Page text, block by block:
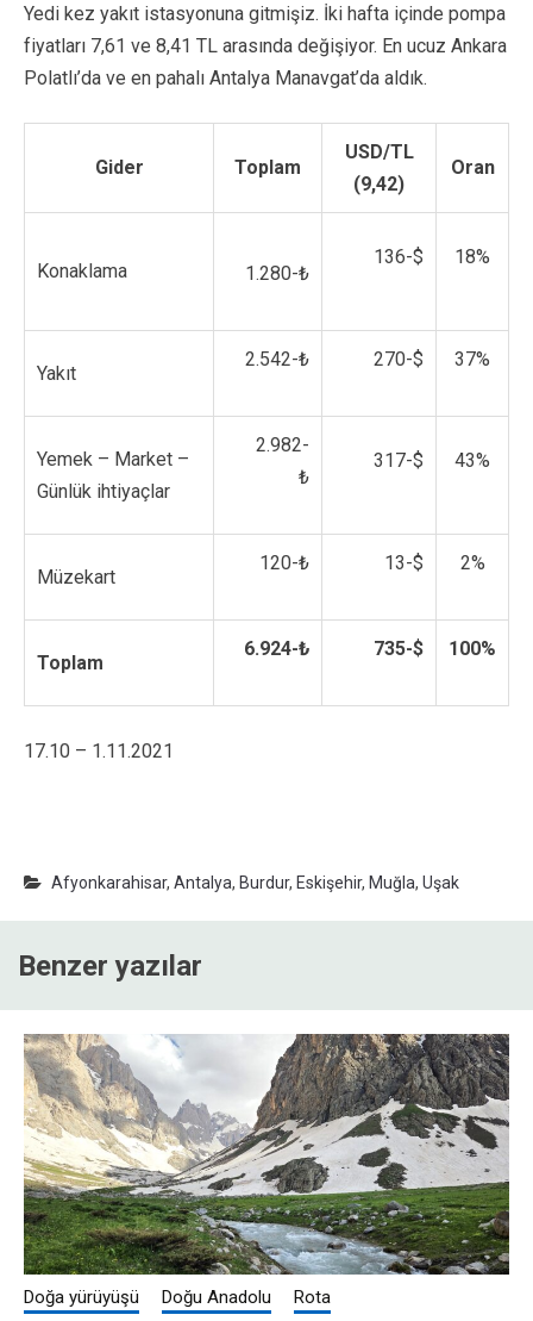
Yedi kez yakıt istasyonuna gitmişiz. İki hafta içinde pompa
fiyatları 7,61 ve 8,41 TL arasında değişiyor. En ucuz Ankara
Polatlı’da ve en pahalı Antalya Manavgat’da aldık.
Gider Toplam
USD/TL
(9,42)
Oran
Konaklama 1.280-₺
136-$ 18%
Yakıt
2.542-₺ 270-$ 37%
Yemek – Market –
Günlük ihtiyaçlar
2.982-
₺
317-$ 43%
Müzekart
120-₺ 13-$ 2%
Toplam
6.924-₺ 735-$ 100%
17.10 – 1.11.2021
Afyonkarahisar, Antalya, Burdur, Eskişehir, Muğla, Uşak
Benzer yazılar
Doğa yürüyüşü Doğu Anadolu Rota